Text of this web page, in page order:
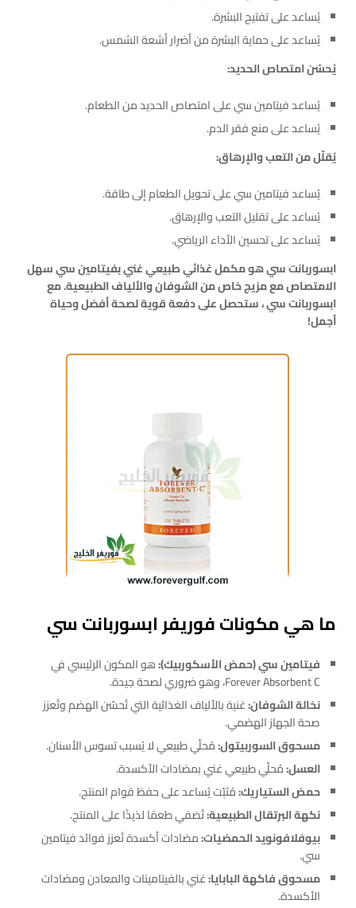
يُساعد على تفتيح البشرة.
يُساعد على حماية البشرة من أضرار أشعة الشمس.
يُحسّن امتصاص الحديد:
يُساعد فيتامين سي على امتصاص الحديد من الطعام.
يُساعد على منع فقر الدم.
يُقلّل من التعب والإرهاق:
يُساعد فيتامين سي على تحويل الطعام إلى طاقة.
يُساعد على تقليل التعب والإرهاق.
يُساعد على تحسين الأداء الرياضي.
ابسوربانت سي هو مكمل غذائي طبيعي غني بفيتامين سي سهل
الامتصاص مع مزيج خاص من الشوفان والألياف الطبيعية. مع
ابسوربانت سي ، ستحصل على دفعة قوية لصحة أفضل وحياة
أجمل!
ما هي مكونات فوريفر ابسوربانت سي
فيتامين سي (حمض الأسكوربيك):هو المكون الرئيسي في
Forever Absorbent C، وهو ضروري لصحة جيدة.
نخالة الشوفان:غنية بالألياف الغذائية التي تُحسّن الهضم وتُعزز
صحة الجهاز الهضمي.
مسحوق السوربيتول:مُحلّي طبيعي لا يُسبب تسوس الأسنان.
العسل:مُحلّي طبيعي غني بمضادات الأكسدة.
حمض الستياريك:مُثبّت يُساعد على حفظ قوام المنتج.
نكهة البرتقال الطبيعية:تُضفي طعمًا لذيذًا على المنتج.
بيوفلافونويد الحمضيات:مضادات أكسدة تُعزز فوائد فيتامين
سي.
مسحوق فاكهة البابايا:غني بالفيتامينات والمعادن ومضادات
الأكسدة.